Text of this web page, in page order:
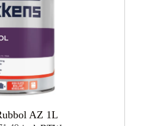
AZ 1L